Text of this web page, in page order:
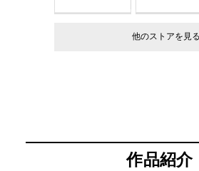
他のストア
作品紹介